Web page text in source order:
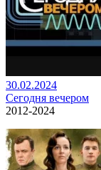
30.02.2024
Сегодня вечером
2012-2024